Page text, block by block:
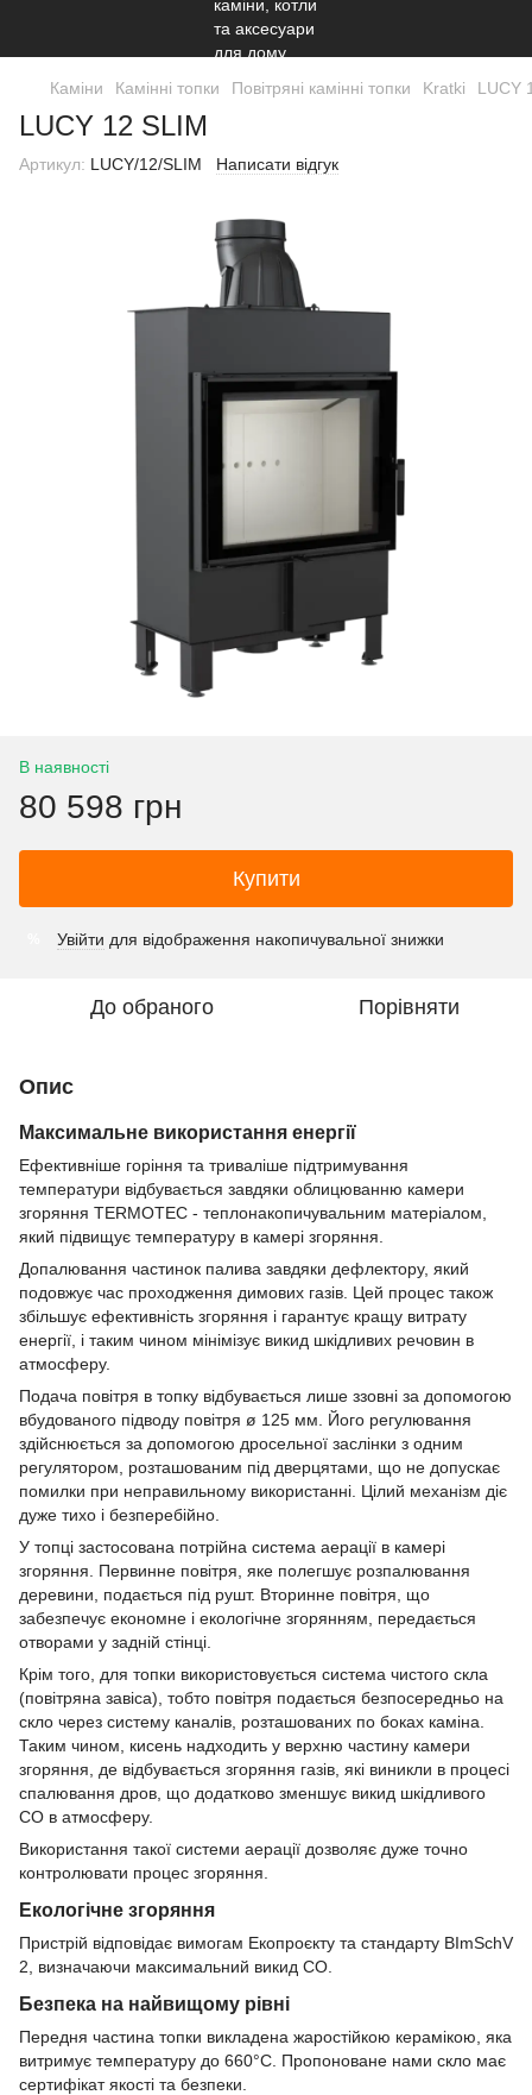
Каміни Камінні топки Повітряні камінні топки Kratki LUCY
LUCY 12 SLIM
Артикул: LUCY/12/SLIM Написати відгук
В наявності
80 598 грн
Купити
Увійти для відображення накопичувальної знижки
До обраного Порівняти
Опис
Максимальне використання енергії
Ефективніше горіння та триваліше підтримування
температури відбувається завдяки облицюванню камери
згоряння TERMOTEC - теплонакопичувальним матеріалом,
який підвищує температуру в камері згоряння.
Допалювання частинок палива завдяки дефлектору, який
подовжує час проходження димових газів. Цей процес також
збільшує ефективність згоряння і гарантує кращу витрату
енергії, і таким чином мінімізує викид шкідливих речовин в
атмосферу.
Подача повітря в топку відбувається лише ззовні за допомогою
вбудованого підводу повітря ø 125 мм. Його регулювання
здійснюється за допомогою дросельної заслінки з одним
регулятором, розташованим під дверцятами, що не допускає
помилки при неправильному використанні. Цілий механізм діє
дуже тихо і безперебійно.
У топці застосована потрійна система аерації в камері
згоряння. Первинне повітря, яке полегшує розпалювання
деревини, подається під рушт. Вторинне повітря, що
забезпечує економне і екологічне згорянням, передається
отворами у задній стінці.
Крім того, для топки використовується система чистого скла
(повітряна завіса), тобто повітря подається безпосередньо на
скло через систему каналів, розташованих по боках каміна.
Таким чином, кисень надходить у верхню частину камери
згоряння, де відбувається згоряння газів, які виникли в процесі
спалювання дров, що додатково зменшує викид шкідливого
СО в атмосферу.
Використання такої системи аерації дозволяє дуже точно
контролювати процес згоряння.
Екологічне згоряння
Пристрій відповідає вимогам Екопроєкту та стандарту BImSchV
2, визначаючи максимальний викид CO.
Безпека на найвищому рівні
Передня частина топки викладена жаростійкою керамікою, яка
витримує температуру до 660°C. Пропоноване нами скло має
сертифікат якості та безпеки.